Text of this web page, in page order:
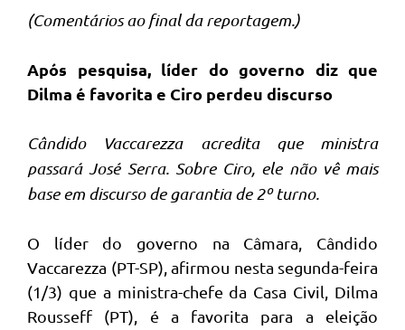
(Comentários ao final da reportagem.)
Após pesquisa, líder do governo diz que
Dilma é favorita e Ciro perdeu discurso
Cândido Vaccarezza acredita que ministra
passará José Serra. Sobre Ciro, ele não vê mais
base em discurso de garantia de 2º turno.
O líder do governo na Câmara, Cândido
Vaccarezza (PT-SP), afirmou nesta segunda-feira
(1/3) que a ministra-chefe da Casa Civil, Dilma
Rousseff (PT), é a favorita para a eleição